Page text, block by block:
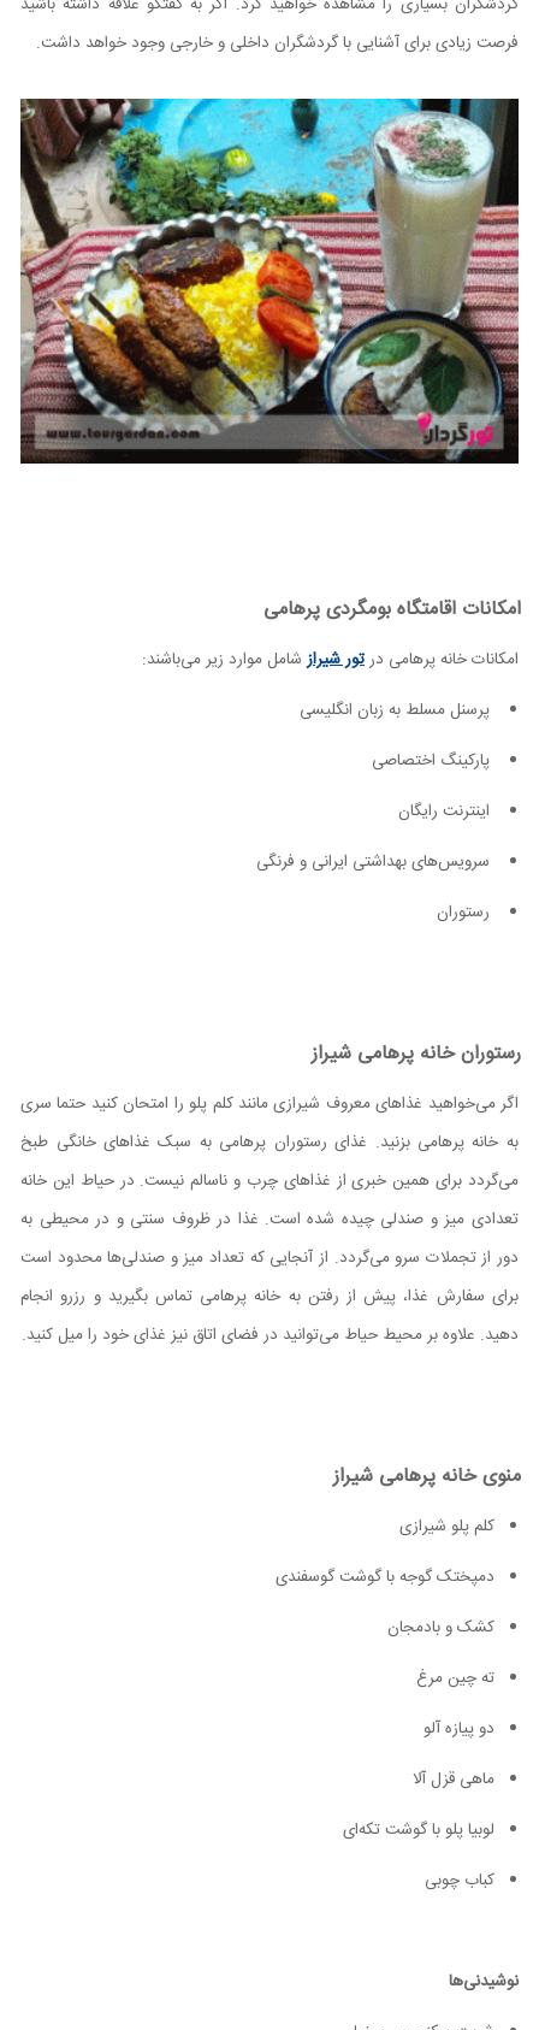
فرصت زیادی برای آشنایی با گردشگران داخلی و خارجی وجود خواهد داشت.
امکانات اقامتگاه بومگردی پرهامی
امکانات خانه پرهامی درتور شیراز شامل موارد زیر می‌باشند:
پرسنل مسلط به زبان انگلیسی
پارکینگ اختصاصی
اینترنت رایگان
سرویس‌های بهداشتی ایرانی و فرنگی
رستوران
رستوران خانه پرهامی شیراز
اگر می‌خواهید غذاهای معروف شیرازی مانند کلم پلو را امتحان کنید حتما سری
به خانه پرهامی بزنید. غذای رستوران پرهامی به سبک غذاهای خانگی طبخ
می‌گردد برای همین خبری از غذاهای چرب و ناسالم نیست. در حیاط این خانه
تعدادی میز و صندلی چیده شده است. غذا در ظروف سنتی و در محیطی به
دور از تجملات سرو می‌گردد. از آنجایی که تعداد میز و صندلی‌ها محدود است
برای سفارش غذا، پیش از رفتن به خانه پرهامی تماس بگیرید و رزرو انجام
دهید. علاوه بر محیط حیاط می‌توانید در فضای اتاق نیز غذای خود را میل کنید.
منوی خانه پرهامی شیراز
کلم پلو شیرازی
دمپختک گوجه با گوشت گوسفندی
کشک و بادمجان
ته چین مرغ
دو پیازه آلو
ماهی قزل آلا
لوبیا پلو با گوشت تکه‌ای
کباب چوبی
نوشیدنی‌ها